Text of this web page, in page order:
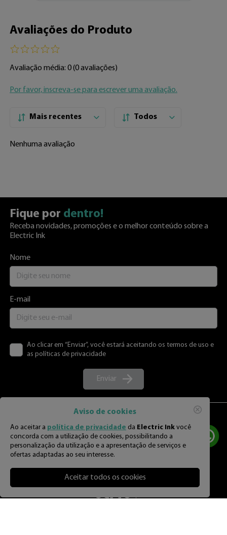
Aviso de cookies
Ao aceitar a política de privacidade da Electric Ink você
concorda com a utilização de cookies, possibilitando a
personalização da utilização e a apresentação de serviços e
ofertas adaptadas ao seu interesse.
Aceitar todos os cookies
Avaliações do Produto
Avaliação média: 0(0 avaliações)
Por favor, inscreva-se para escrever uma avaliação.
Mais recentes Todos
Nenhuma avaliação
Fique por dentro!
Receba novidades, promoções e o melhor conteúdo sobre a
Electric Ink
Nome
E-mail
Enviar
Ao clicar em “Enviar”, você estará aceitando os termos de uso e
as políticas de privacidade